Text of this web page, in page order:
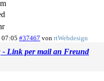
07:05 #37467 von rtWebdesign
- Link per mail an Freund